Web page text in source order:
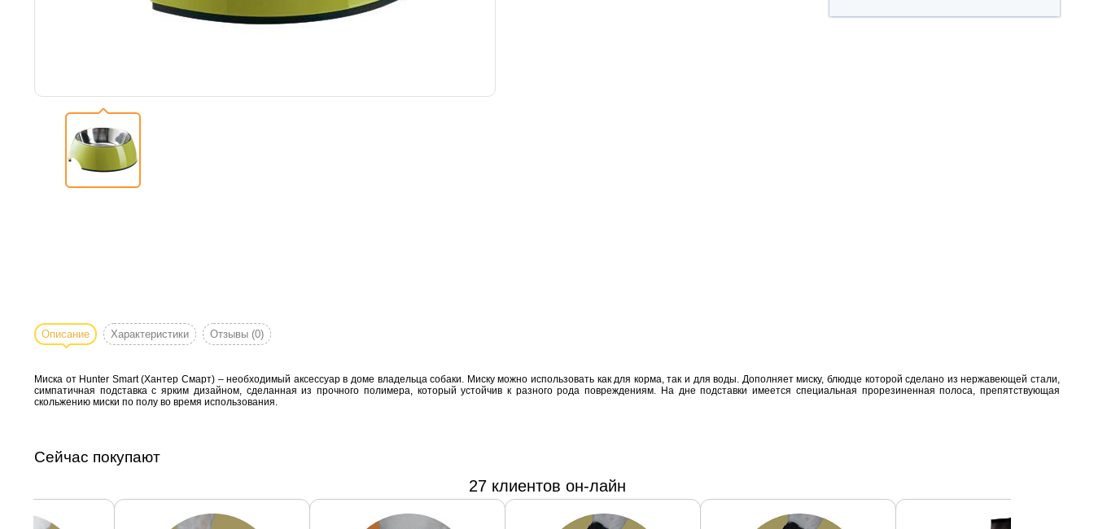
Описание Характеристики Отзывы (0)
Миска от Hunter Smart (Хантер Смарт) – необходимый аксессуар в доме владельца собаки. Миску можно использовать как для корма, так и для воды. Дополняет миску, блюдце которой сделано из нержавеющей стали,
симпатичная подставка с ярким дизайном, сделанная из прочного полимера, который устойчив к разного рода повреждениям. На дне подставки имеется специальная прорезиненная полоса, препятствующая
скольжению миски по полу во время использования.
Сейчас покупают
27 клиентов он-лайн